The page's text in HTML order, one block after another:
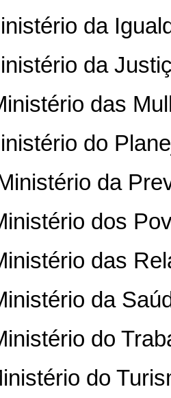
da
da
das
do
da
dos
das
da
do
do